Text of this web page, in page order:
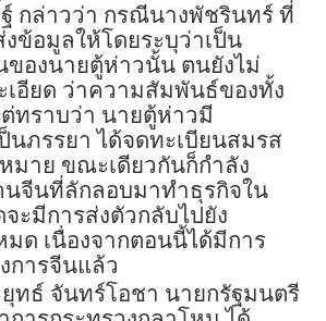
กล่าวว่า กรณีนางพัชรินทร์ ที่
ข้อมูลให้โดยระบุว่าเป็น
ของนายตู้ห่าวนั้น ตนยังไม่
เอียด ว่าความสัมพันธ์ของทั้ง
ต่ทราบว่า นายตู้ห่าวมี
นภรรยา ได้จดทะเบียนสมรส
มาย ขณะเดียวกันก็กำลัง
จีนที่ลักลอบมาทำธุรกิจใน
ะมีการส่งตัวกลับไปยัง
มด เนื่องจากตอนนี้ได้มีการ
การจีนแล้ว
ทธ์ จันทร์โอชา นายกรัฐมนตรี